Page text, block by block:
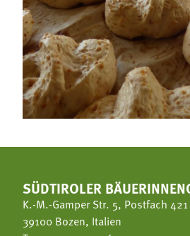
SÜDTIROLER
K.-M.-Gamper Str. 5, Postfach 421
39100 Bozen, Italien